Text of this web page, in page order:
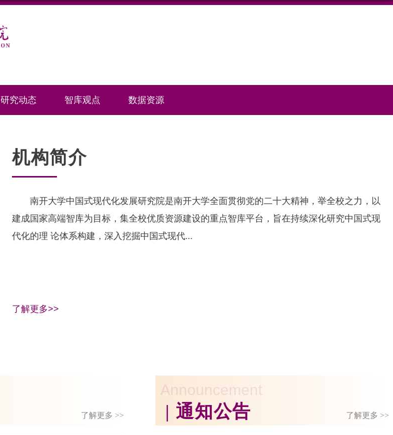
研究动态 智库观点 数据资源
机构简介
南开大学中国式现代化发展研究院是南开大学全面贯彻党的二十大精神，举全校之力，以
建成国家高端智库为目标，集全校优质资源建设的重点智库平台，旨在持续深化研究中国式现
代化的理 论体系构建，深入挖掘中国式现代...
了解更多>>
了解更多 >>
Announcement
| 通知公告 了解更多 >>